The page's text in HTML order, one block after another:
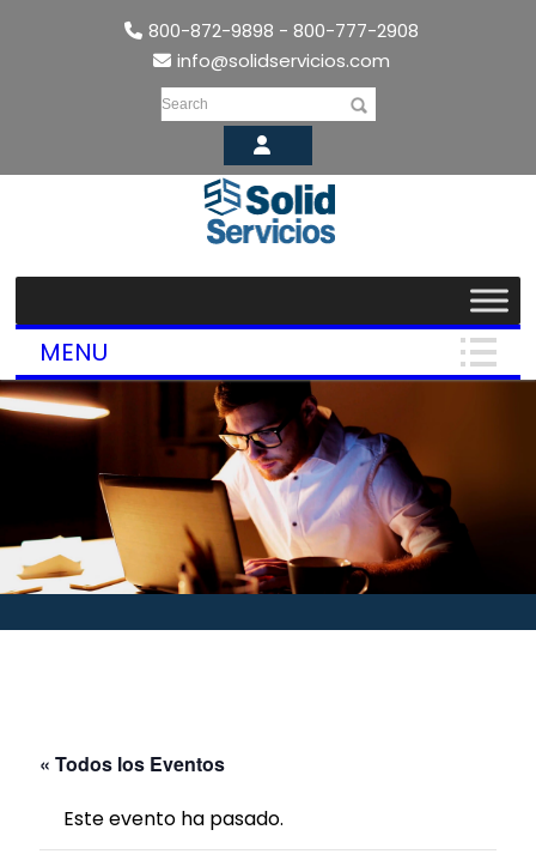
800-872-9898 - 800-777-2908
info@solidservicios.com
Search
MENU
« Todos los Eventos
Este evento ha pasado.